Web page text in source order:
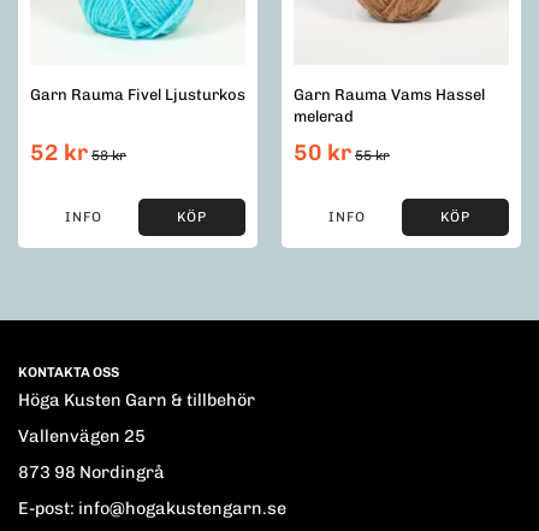
Garn Rauma Fivel Ljusturkos
52 kr 58 kr
INFO KÖP
Garn Rauma Vams Hassel
melerad
50 kr 55 kr
INFO KÖP
KONTAKTA OSS
Höga Kusten Garn & tillbehör
Vallenvägen 25
873 98 Nordingrå
E-post: info@hogakustengarn.se